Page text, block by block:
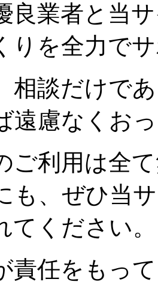
良業者と当
りを全力で
相談だけで
遠慮なくお
ご利用は全
も、ぜひ当
てください。
責任をもっ